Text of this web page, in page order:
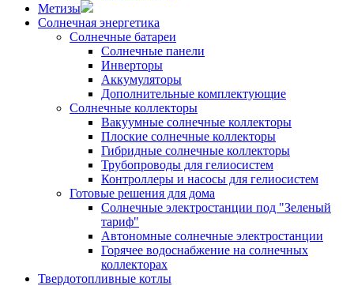
Метизы
Солнечная энергетика
Солнечные батареи
Солнечные панели
Инверторы
Аккумуляторы
Дополнительные комплектующие
Солнечные коллекторы
Вакуумные солнечные коллекторы
Плоские солнечные коллекторы
Гибридные солнечные коллекторы
Трубопроводы для гелиосистем
Контроллеры и насосы для гелиосистем
Готовые решения для дома
Солнечные электростанции под "Зеленый
тариф"
Автономные солнечные электростанции
Горячее водоснабжение на солнечных
коллекторах
Твердотопливные котлы